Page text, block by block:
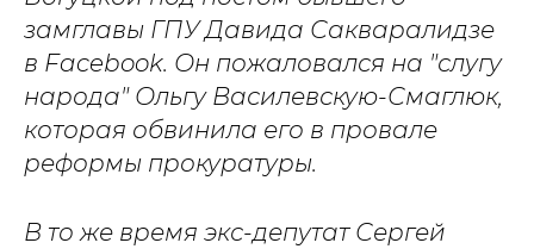
замглавы ГПУ Давида Сакваралидзе
в Facebook. Он пожаловался на "слугу
народа" Ольгу Василевскую-Смаглюк,
которая обвинила его в провале
реформы прокуратуры.
В то же время экс-депутат Сергей